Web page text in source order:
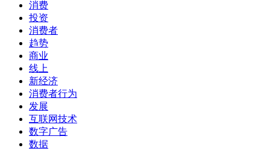
消费
投资
消费者
趋势
商业
线上
新经济
消费者行为
发展
互联网技术
数字广告
数据